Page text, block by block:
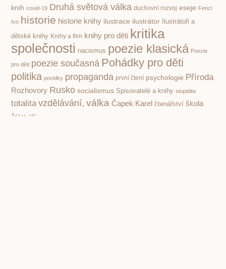
knih covid-19 Druhá světová válka duchovní rozvoj eseje Fencl
Ivo historie historie knihy ilustrace ilustrátor
Ilustrátoři a
dětské knihy Knihy a film knihy pro děti kritika
společnosti nacismus poezie klasická Poezie
pro děti poezie současná Pohádky pro děti
politika povidky propaganda první čtení psychologie Příroda
Rozhovory Rusko socialismus Spisovatelé a knihy stupidita
totalita vzdělávání, válka Čapek Karel čtenářství škola
Žáček Jiří